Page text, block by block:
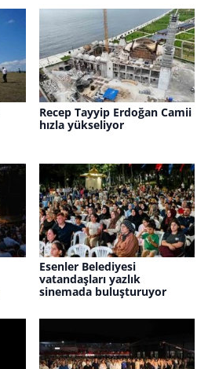
Recep Tayyip Erdoğan Camii
hızla yükseliyor
Esenler Belediyesi
vatandaşları yazlık
sinemada buluşturuyor